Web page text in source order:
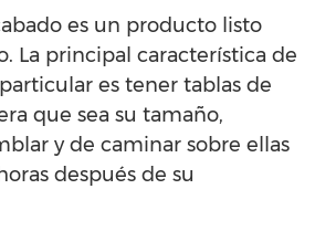
es un producto listo
La principal característica de
es tener tablas de
que sea su tamaño,
y de caminar sobre ellas
después de su